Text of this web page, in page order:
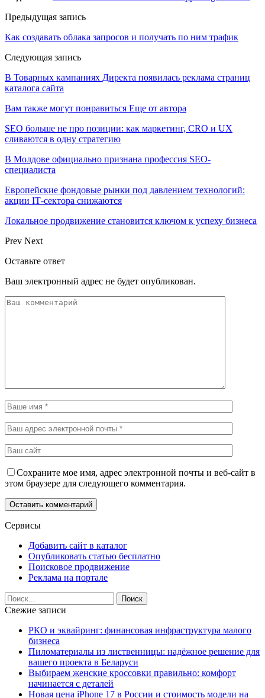
Предыдущая запись
Как создавать облака запросов и получать по ним трафик
Следующая запись
В Товарных кампаниях Директа появилась реклама страниц
каталога сайта
Вам также могут понравиться Еще от автора
SEO больше не про позиции: как маркетинг, CRO и UX
сливаются в одну стратегию
В Молдове официально признана профессия SEO-
специалиста
Европейские фондовые рынки под давлением технологий:
акции IT‑сектора снижаются
Локальное продвижение становится ключом к успеху бизнеса
Prev Next
Оставьте ответ
Ваш электронный адрес не будет опубликован.
Сохраните мое имя, адрес электронной почты и веб-сайт в
этом браузере для следующего комментария.
Сервисы
Добавить сайт в каталог
Опубликовать статью бесплатно
Поисковое продвижение
Реклама на портале
Свежие записи
РКО и эквайринг: финансовая инфраструктура малого
бизнеса
Пиломатериалы из лиственницы: надёжное решение для
вашего проекта в Беларуси
Выбираем женские кроссовки правильно: комфорт
начинается с деталей
Новая цена iPhone 17 в России и стоимость модели на